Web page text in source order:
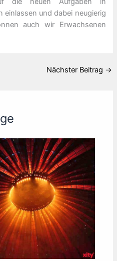
einlassen und dabei neugierig
auch wir Erwachsenen
Nächster Beitrag →